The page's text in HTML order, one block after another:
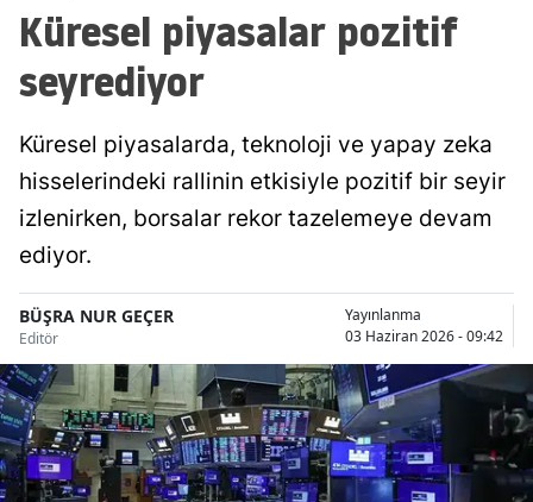
Amasya
Artvin
Aydın
Bilecik
Bingöl
Bitlis
Bolu
Küresel piyasalar pozitif
seyrediyor
Küresel piyasalarda, teknoloji ve yapay zeka
hisselerindeki rallinin etkisiyle pozitif bir seyir
izlenirken, borsalar rekor tazelemeye devam
ediyor.
BÜŞRA NUR GEÇER
Editör
Yayınlanma
03 Haziran 2026 - 09:42